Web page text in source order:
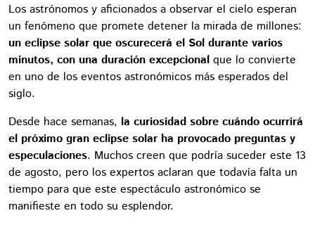
Los astrónomos y aficionados a observar el cielo esperan
un fenómeno que promete detener la mirada de millones:
un eclipse solar que oscurecerá el Sol durante varios
minutos, con una duración excepcional que lo convierte
en uno de los eventos astronómicos más esperados del
siglo.
Desde hace semanas, la curiosidad sobre cuándo ocurrirá
el próximo gran eclipse solar ha provocado preguntas y
especulaciones. Muchos creen que podría suceder este 13
de agosto, pero los expertos aclaran que todavía falta un
tiempo para que este espectáculo astronómico se
manifieste en todo su esplendor.